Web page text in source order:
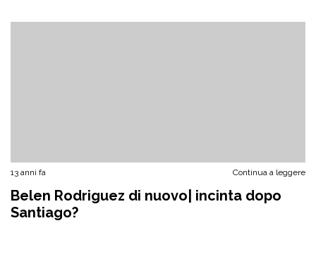
13 anni fa Continua a leggere
Belen Rodriguez di nuovo| incinta dopo
Santiago?